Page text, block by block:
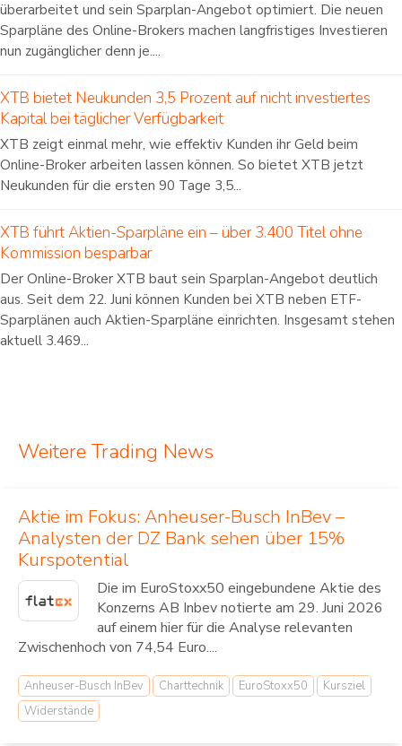
überarbeitet und sein Sparplan-Angebot optimiert. Die neuen
Sparpläne des Online-Brokers machen langfristiges Investieren
nun zugänglicher denn je....
XTB bietet Neukunden 3,5 Prozent auf nicht investiertes
Kapital bei täglicher Verfügbarkeit
XTB zeigt einmal mehr, wie effektiv Kunden ihr Geld beim
Online-Broker arbeiten lassen können. So bietet XTB jetzt
Neukunden für die ersten 90 Tage 3,5...
XTB führt Aktien-Sparpläne ein – über 3.400 Titel ohne
Kommission besparbar
Der Online-Broker XTB baut sein Sparplan-Angebot deutlich
aus. Seit dem 22. Juni können Kunden bei XTB neben ETF-
Sparplänen auch Aktien-Sparpläne einrichten. Insgesamt stehen
aktuell 3.469...
Weitere Trading News
Aktie im Fokus: Anheuser-Busch InBev –
Analysten der DZ Bank sehen über 15%
Kurspotential
Die im EuroStoxx50 eingebundene Aktie des
Konzerns AB Inbev notierte am 29. Juni 2026
auf einem hier für die Analyse relevanten
Zwischenhoch von 74,54 Euro....
Anheuser-Busch InBev Charttechnik EuroStoxx50
Kursziel
Widerstände